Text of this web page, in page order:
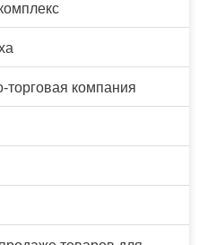
торговая компания